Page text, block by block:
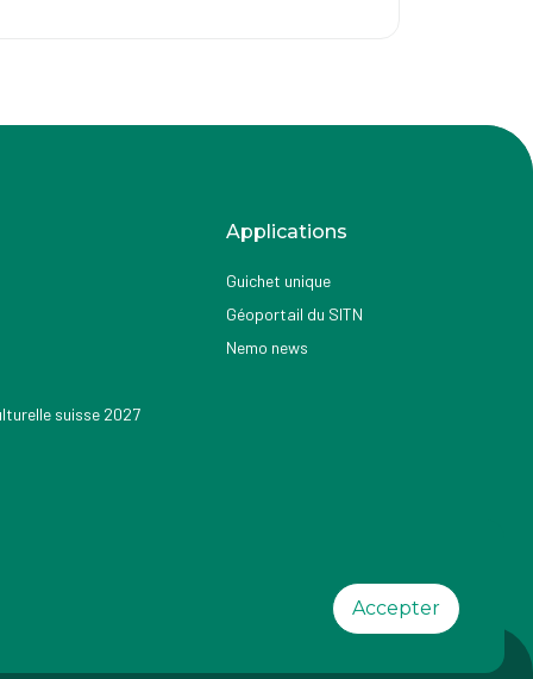
suisse 2027
Applications
Guichet unique
Géoportail du SITN
Nemo news
Accepter